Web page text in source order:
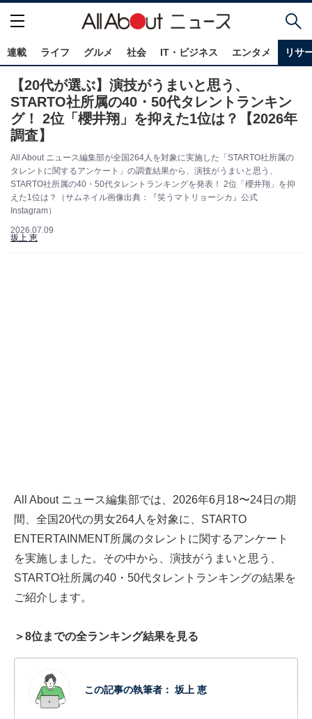
連載 ライフ グルメ 社会 IT・ビジネス エンタメ リサ
【20代が選ぶ】演技がうまいと思う、
STARTO社所属の40・50代タレントランキン
グ！ 2位「櫻井翔」を抑えた1位は？【2026年
調査】
All About ニュース編集部が全国264人を対象に実施した「STARTO社所属の
タレントに関するアンケート」の調査結果から、演技がうまいと思う、
STARTO社所属の40・50代タレントランキングを発表！ 2位「櫻井翔」を抑
えた1位は？（サムネイル画像出典：『笑うマトリョーシカ』公式
Instagram）
2026.07.09
坂上 恵
All About ニュース編集部では、2026年6月18〜24日の期
間、全国20代の男女264人を対象に、STARTO
ENTERTAINMENT所属のタレントに関するアンケート
を実施しました。その中から、演技がうまいと思う、
STARTO社所属の40・50代タレントランキングの結果を
ご紹介します。
＞8位までの全ランキング結果を見る
この記事の執筆者： 坂上 恵